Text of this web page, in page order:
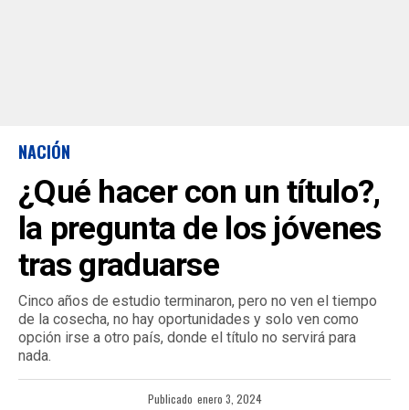
NACIÓN
¿Qué hacer con un título?,
la pregunta de los jóvenes
tras graduarse
Cinco años de estudio terminaron, pero no ven el tiempo
de la cosecha, no hay oportunidades y solo ven como
opción irse a otro país, donde el título no servirá para
nada.
Publicado enero 3, 2024